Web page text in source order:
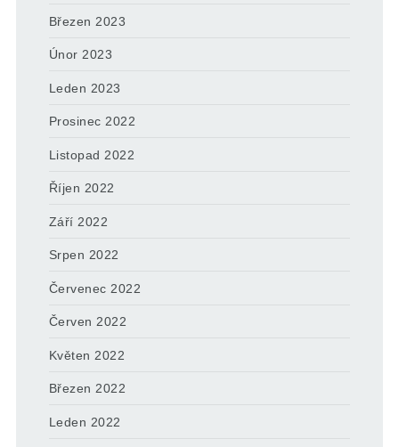
Březen 2023
Únor 2023
Leden 2023
Prosinec 2022
Listopad 2022
Říjen 2022
Září 2022
Srpen 2022
Červenec 2022
Červen 2022
Květen 2022
Březen 2022
Leden 2022